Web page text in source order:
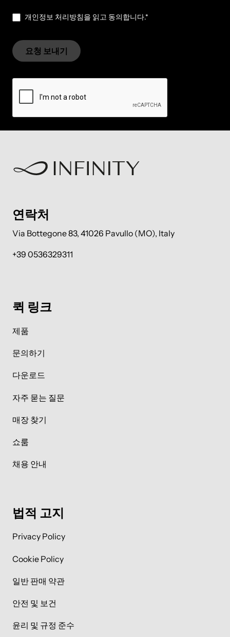
개인정보 처리방침을 읽고 동의합니다.*
연락처
Via Bottegone 83, 41026 Pavullo (MO), Italy
+39 0536329311
퀵 링크
제품
문의하기
다운로드
자주 묻는 질문
매장 찾기
쇼룸
채용 안내
법적 고지
Privacy Policy
Cookie Policy
일반 판매 약관
안전 및 보건
윤리 및 규정 준수